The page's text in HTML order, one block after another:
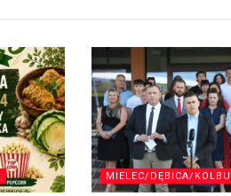
MIELEC/DĘBICA/